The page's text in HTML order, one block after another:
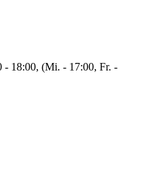
- 18:00, (Mi. - 17:00, Fr. -